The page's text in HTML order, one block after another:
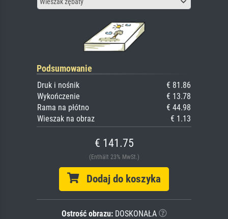
Podsumowanie
Druk i nośnik
€ 81.86
Wykończenie
€ 13.78
Rama na płótno
€ 44.98
Wieszak na obraz
€ 1.13
€ 141.75
(Enthält 23% MwSt.)
Dodaj do koszyka
Ostrość obrazu:DOSKONAŁA